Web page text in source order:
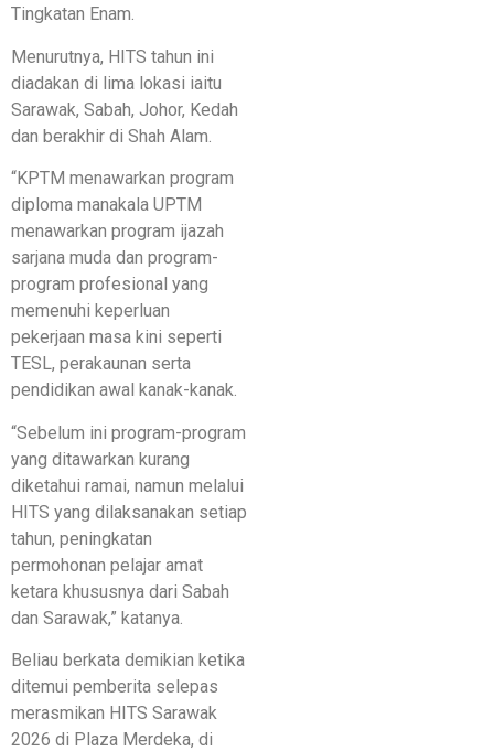
Tingkatan Enam.
Menurutnya, HITS tahun ini
diadakan di lima lokasi iaitu
Sarawak, Sabah, Johor, Kedah
dan berakhir di Shah Alam.
“KPTM menawarkan program
diploma manakala UPTM
menawarkan program ijazah
sarjana muda dan program-
program profesional yang
memenuhi keperluan
pekerjaan masa kini seperti
TESL, perakaunan serta
pendidikan awal kanak-kanak.
“Sebelum ini program-program
yang ditawarkan kurang
diketahui ramai, namun melalui
HITS yang dilaksanakan setiap
tahun, peningkatan
permohonan pelajar amat
ketara khususnya dari Sabah
dan Sarawak,” katanya.
Beliau berkata demikian ketika
ditemui pemberita selepas
merasmikan HITS Sarawak
2026 di Plaza Merdeka, di